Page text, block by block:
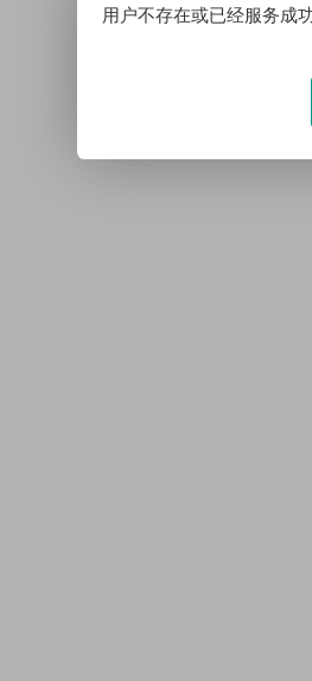
用户不存在或已经服务成